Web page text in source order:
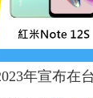
年宣布在